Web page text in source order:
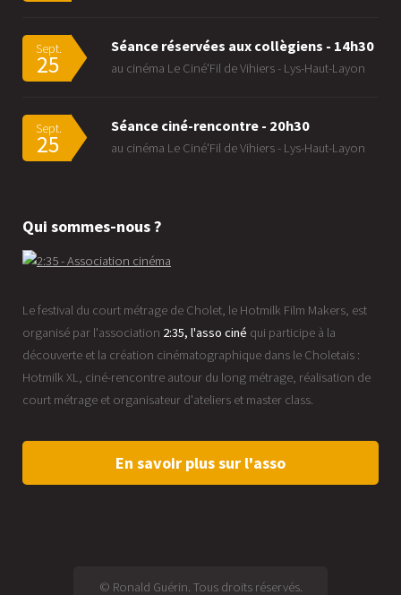
Sept.
25
Séance réservées aux collègiens - 14h30
au cinéma Le Ciné'Fil de Vihiers - Lys-Haut-Layon
Sept.
25
Séance ciné-rencontre - 20h30
au cinéma Le Ciné'Fil de Vihiers - Lys-Haut-Layon
Qui sommes-nous ?
Le festival du court métrage de Cholet, le Hotmilk Film Makers, est
organisé par l'association 2:35, l'asso ciné qui participe à la
découverte et la création cinématographique dans le Choletais :
Hotmilk XL, ciné-rencontre autour du long métrage, réalisation de
court métrage et organisateur d'ateliers et master class.
En savoir plus sur l'asso
© Ronald Guérin. Tous droits réservés.